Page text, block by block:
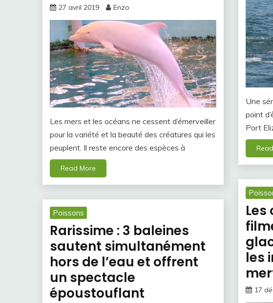
27 avril 2019 Enzo
Les mers et les océans ne cessent d’émerveiller
pour la variété et la beauté des créatures qui les
peuplent. Il reste encore des espèces à
Read More
Une
point
Port
les
17
Poissons
Rarissime : 3 baleines
sautent simultanément
hors de l’eau et offrent
un spectacle
époustouflant